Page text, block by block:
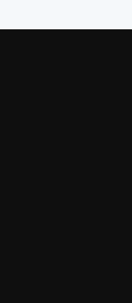
Asamblea de Amics de